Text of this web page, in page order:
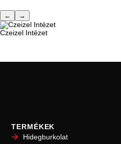
← →
Czeizel Intézet
TERMÉKEK
Hidegburkolat